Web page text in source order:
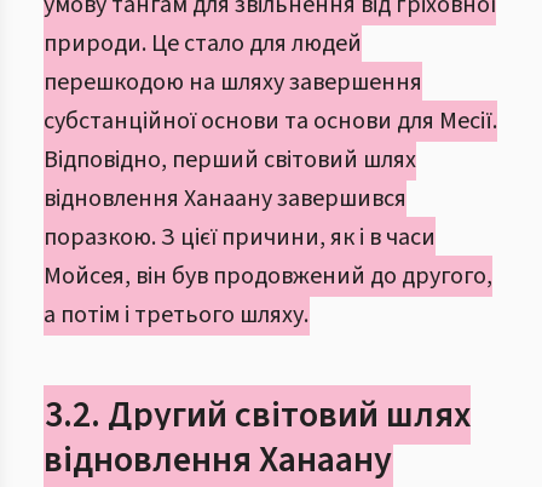
природи. Це стало для людей
перешкодою на шляху завершення
субстанційної основи та основи для Месії.
Відповідно, перший світовий шлях
відновлення Ханаану завершився
поразкою. З цієї причини, як і в часи
Мойсея, він був продовжений до другого,
а потім і третього шляху.
3.2. Другий світовий шлях
відновлення Ханаану